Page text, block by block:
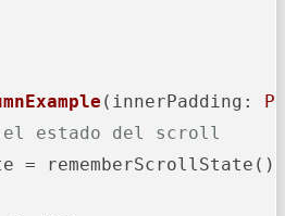
(innerPadding:
el estado del scroll
= rememberScrollState()